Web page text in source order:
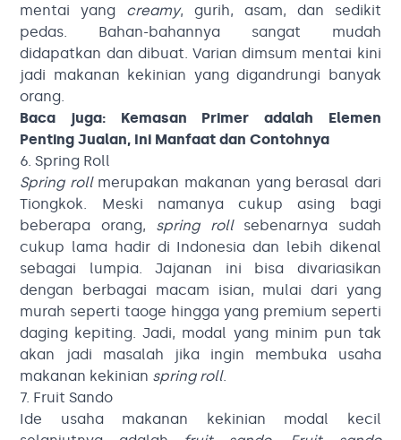
mentai yang creamy, gurih, asam, dan sedikit
pedas. Bahan-bahannya sangat mudah
didapatkan dan dibuat. Varian dimsum mentai kini
jadi makanan kekinian yang digandrungi banyak
orang.
Baca juga: Kemasan Primer adalah Elemen
Penting Jualan, Ini Manfaat dan Contohnya
6. Spring Roll
Spring rollmerupakan makanan yang berasal dari
Tiongkok. Meski namanya cukup asing bagi
beberapa orang, spring rollsebenarnya sudah
cukup lama hadir di Indonesia dan lebih dikenal
sebagai lumpia. Jajanan ini bisa divariasikan
dengan berbagai macam isian, mulai dari yang
murah seperti taoge hingga yang premium seperti
daging kepiting. Jadi, modal yang minim pun tak
akan jadi masalah jika ingin membuka usaha
makanan kekinian spring roll.
7. Fruit Sando
Ide usaha makanan kekinian modal kecil